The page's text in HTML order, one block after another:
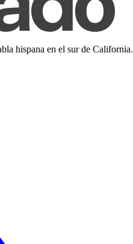
hispana en el sur de California.